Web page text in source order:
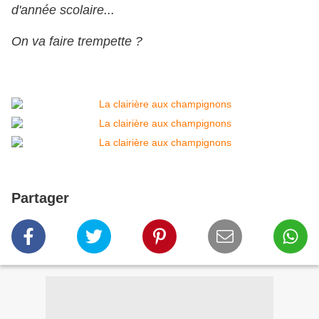
d'année scolaire...
On va faire trempette ?
Partager